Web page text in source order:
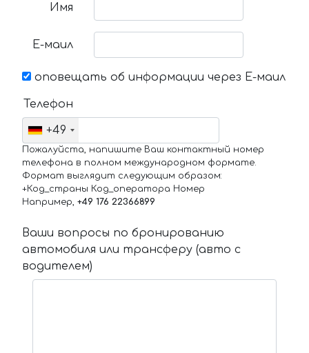
Имя
Е-маил
оповещать об информации через Е-маил
Телефон
+49
Пожалуйста, напишите Ваш контактный номер
телефона в полном международном формате.
Формат выглядит следующим образом:
+Код_страны Код_оператора Номер
Например, +49 176 22366899
Ваши вопросы по бронированию
автомобиля или трансферу (авто с
водителем)